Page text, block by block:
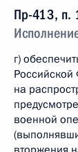
Пр-413, п.
г)
на
военной